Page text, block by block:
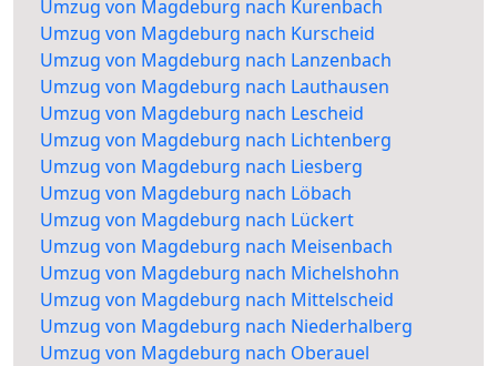
Umzug von Magdeburg nach Kurenbach
Umzug von Magdeburg nach Kurscheid
Umzug von Magdeburg nach Lanzenbach
Umzug von Magdeburg nach Lauthausen
Umzug von Magdeburg nach Lescheid
Umzug von Magdeburg nach Lichtenberg
Umzug von Magdeburg nach Liesberg
Umzug von Magdeburg nach Löbach
Umzug von Magdeburg nach Lückert
Umzug von Magdeburg nach Meisenbach
Umzug von Magdeburg nach Michelshohn
Umzug von Magdeburg nach Mittelscheid
Umzug von Magdeburg nach Niederhalberg
Umzug von Magdeburg nach Oberauel